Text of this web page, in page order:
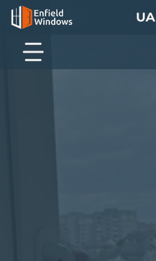
UA